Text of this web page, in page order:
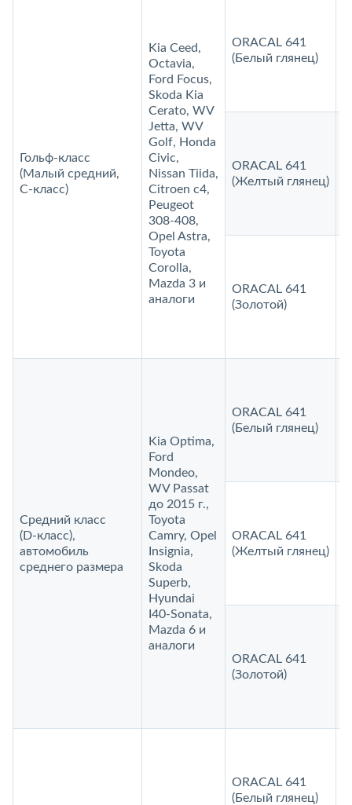
Гольф-класс
(Малый средний,
C‑класс)
Kia Ceed,
Octavia,
Ford Focus,
Skoda Kia
Cerato, WV
Jetta, WV
Golf, Honda
Civic,
Nissan Tiida,
Citroen c4,
Peugeot
308-408,
Opel Astra,
Toyota
Corolla,
Mazda 3 и
аналоги
ORACAL 641
(Белый глянец)
ORACAL 641
(Желтый глянец)
ORACAL 641
(Золотой)
Средний класс
(D‑класс),
автомобиль
среднего размера
Kia Optima,
Ford
Mondeo,
WV Passat
до 2015 г.,
Toyota
Camry, Opel
Insignia,
Skoda
Superb,
Hyundai
I40-Sonata,
Mazda 6 и
аналоги
ORACAL 641
(Белый глянец)
ORACAL 641
(Желтый глянец)
ORACAL 641
(Золотой)
ORACAL 641
(Белый глянец)